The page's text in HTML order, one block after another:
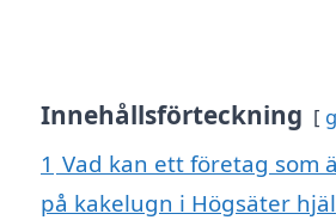
Innehållsförteckning
1 Vad kan ett företag som
på kakelugn i Högsäter